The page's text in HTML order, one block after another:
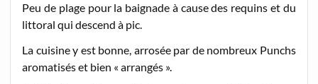
Peu de plage pour la baignade à cause des requins et du
littoral qui descend à pic.
La cuisine y est bonne, arrosée par de nombreux Punchs
aromatisés et bien « arrangés ».